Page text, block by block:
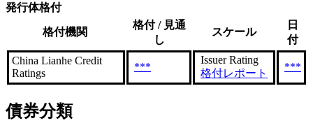
発行体格付
格付機関
格付 / 見通
し
スケール
日
付
China Lianhe Credit
Ratings
***
Issuer Rating
格付レポート
***
債券分類